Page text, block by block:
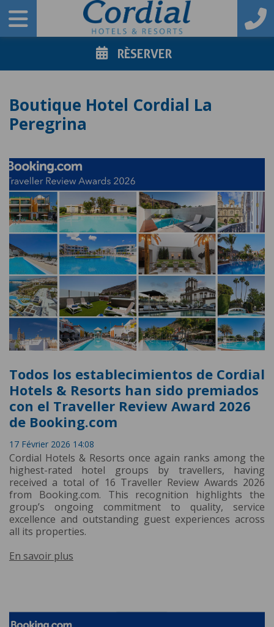
RÈSERVER
Boutique Hotel Cordial La
Peregrina
Todos los establecimientos de Cordial
Hotels & Resorts han sido premiados
con el Traveller Review Award 2026
de Booking.com
17 Février 2026 14:08
Cordial Hotels & Resorts once again ranks among the
highest-rated hotel groups by travellers, having
received a total of 16 Traveller Review Awards 2026
from Booking.com. This recognition highlights the
group’s ongoing commitment to quality, service
excellence and outstanding guest experiences across
all its properties.
En savoir plus